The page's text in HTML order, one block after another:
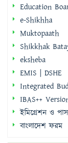
Education
e-Shikhha
Muktopaath
Shikkhak
eksheba
EMIS | DSHE
Integrated
IBAS++
ইমিগ্রেশন ও
বাংলাদেশ ফরম